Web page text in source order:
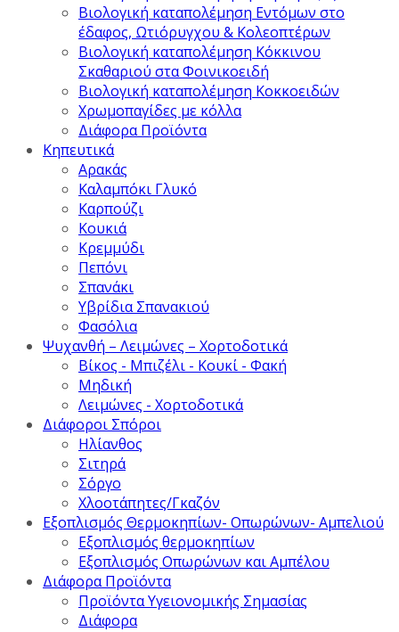
Βιολογική καταπολέμηση Εντόμων στο
έδαφος, Ωτιόρυγχου & Κολεοπτέρων
Βιολογική καταπολέμηση Κόκκινου
Σκαθαριού στα Φοινικοειδή
Βιολογική καταπολέμηση Κοκκοειδών
Χρωμοπαγίδες με κόλλα
Διάφορα Προϊόντα
Κηπευτικά
Αρακάς
Καλαμπόκι Γλυκό
Καρπούζι
Κουκιά
Κρεμμύδι
Πεπόνι
Σπανάκι
Υβρίδια Σπανακιού
Φασόλια
Ψυχανθή – Λειμώνες – Χορτοδοτικά
Βίκος - Μπιζέλι - Κουκί - Φακή
Μηδική
Λειμώνες - Χορτοδοτικά
Διάφοροι Σπόροι
Ηλίανθος
Σιτηρά
Σόργο
Χλοοτάπητες/Γκαζόν
Εξοπλισμός Θερμοκηπίων- Οπωρώνων- Αμπελιού
Εξοπλισμός θερμοκηπίων
Εξοπλισμός Οπωρώνων και Αμπέλου
Διάφορα Προϊόντα
Προϊόντα Υγειονομικής Σημασίας
Διάφορα